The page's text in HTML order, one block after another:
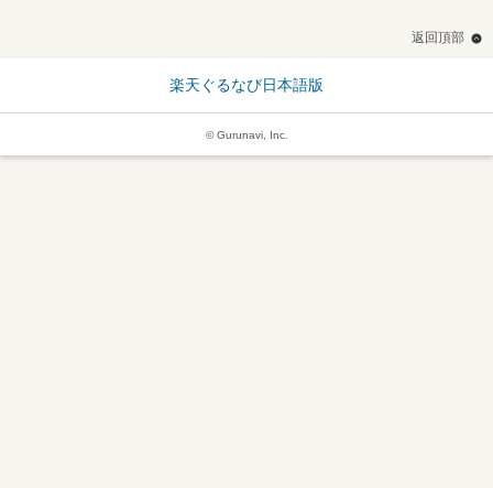
返回頂部
楽天ぐるなび日本語版
© Gurunavi, Inc.